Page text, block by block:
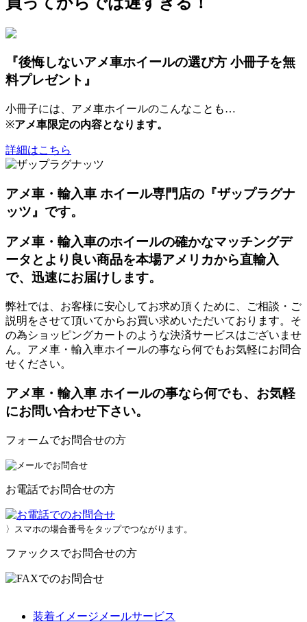
『後悔しないアメ車ホイールの選び方 小冊子を無
料プレゼント』
小冊子には、アメ車ホイールのこんなことも…
※アメ車限定の内容となります。
詳細はこちら
アメ車・輸入車 ホイール専門店の『ザップラグナ
ッツ』です。
アメ車・輸入車のホイールの確かなマッチングデ
ータとより良い商品を本場アメリカから直輸入
で、迅速にお届けします。
弊社では、お客様に安心してお求め頂くために、ご相談・ご
説明をさせて頂いてからお買い求めいただいております。そ
の為ショッピングカートのような決済サービスはございませ
ん。アメ車・輸入車ホイールの事なら何でもお気軽にお問合
せください。
アメ車・輸入車 ホイールの事なら何でも、お気軽
にお問い合わせ下さい。
フォームでお問合せの方
お電話でお問合せの方
〉スマホの場合番号をタップでつながります。
ファックスでお問合せの方
装着イメージメールサービス